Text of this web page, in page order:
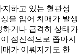
하고 있는 혈관성
을 입어 치매가 발생
하거나 급격히 상태가
점진적으로 좁아지
매가 이뤄지기도 한